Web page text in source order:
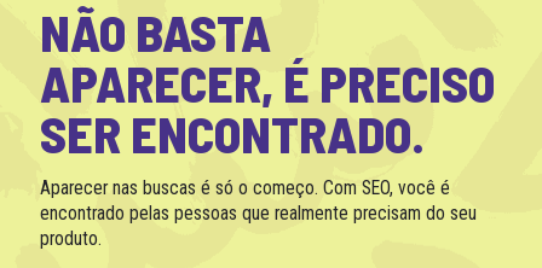
NÃO BASTA
APARECER, É PRECISO
SER ENCONTRADO.
Aparecer nas buscas é só o começo. Com SEO, você é
encontrado pelas pessoas que realmente precisam do seu
produto.